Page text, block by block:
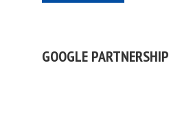
GOOGLE PARTNERSHIP